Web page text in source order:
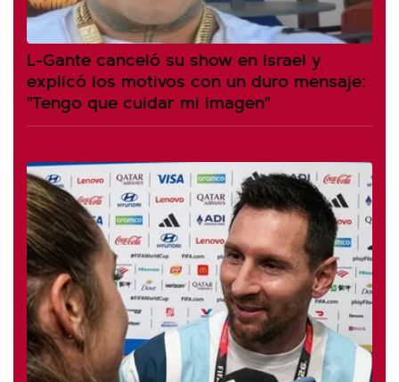
L-Gante canceló su show en Israel y
explicó los motivos con un duro mensaje:
"Tengo que cuidar mi imagen"